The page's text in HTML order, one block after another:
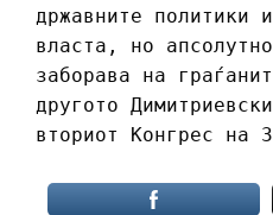
државните политики
власта, но
заборава на
другото
вториот Конгрес на